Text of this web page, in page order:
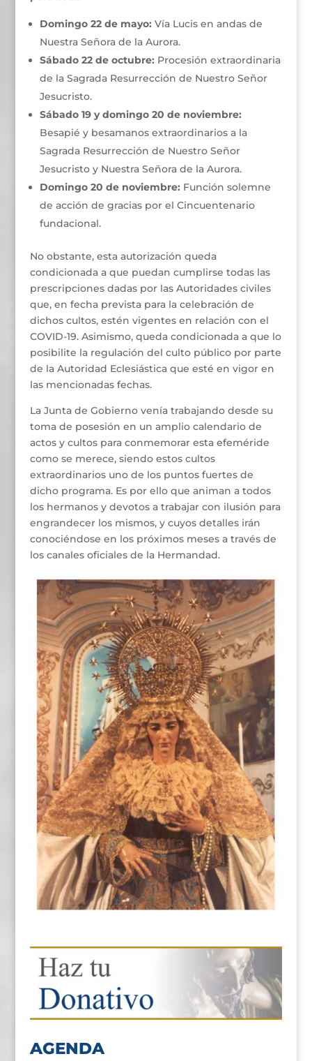
Domingo 22 de mayo: Vía Lucis en andas de
Nuestra Señora de la Aurora.
Sábado 22 de octubre: Procesión extraordinaria
de la Sagrada Resurrección de Nuestro Señor
Jesucristo.
Sábado 19 y domingo 20 de noviembre:
Besapié y besamanos extraordinarios a la
Sagrada Resurrección de Nuestro Señor
Jesucristo y Nuestra Señora de la Aurora.
Domingo 20 de noviembre: Función solemne
de acción de gracias por el Cincuentenario
fundacional.
No obstante, esta autorización queda
condicionada a que puedan cumplirse todas las
prescripciones dadas por las Autoridades civiles
que, en fecha prevista para la celebración de
dichos cultos, estén vigentes en relación con el
COVID-19. Asimismo, queda condicionada a que lo
posibilite la regulación del culto público por parte
de la Autoridad Eclesiástica que esté en vigor en
las mencionadas fechas.
La Junta de Gobierno venía trabajando desde su
toma de posesión en un amplio calendario de
actos y cultos para conmemorar esta efeméride
como se merece, siendo estos cultos
extraordinarios uno de los puntos fuertes de
dicho programa. Es por ello que animan a todos
los hermanos y devotos a trabajar con ilusión para
engrandecer los mismos, y cuyos detalles irán
conociéndose en los próximos meses a través de
los canales oficiales de la Hermandad.
AGENDA